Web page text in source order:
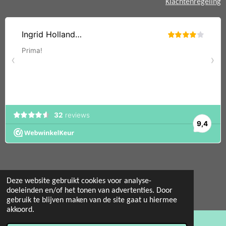
Deze website gebruikt cookies voor analyse-
doeleinden en/of het tonen van advertenties. Door
gebruik te blijven maken van de site gaat u hiermee
akkoord.
Klachtenregeling
© 2022 - 2026 Mint 11 giftstore
Powered byJouwWeb